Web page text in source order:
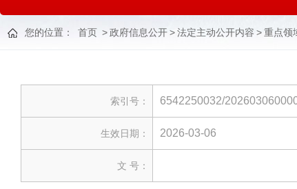
您的位置： 首页 >政府信息公开>法定主动公开内容 >重点领
索引号： 6542250032/
生效日期： 2026-03-06
文 号：